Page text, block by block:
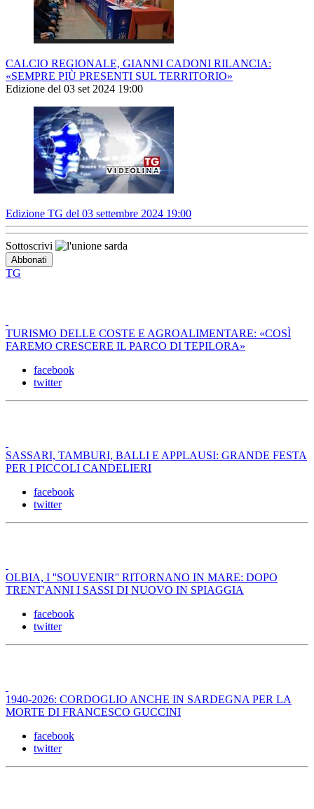
CALCIO REGIONALE, GIANNI CADONI RILANCIA:
«SEMPRE PIÙ PRESENTI SUL TERRITORIO»
Edizione del 03 set 2024 19:00
Edizione TG del 03 settembre 2024 19:00
Sottoscrivi
TG
TURISMO DELLE COSTE E AGROALIMENTARE: «COSÌ
FAREMO CRESCERE IL PARCO DI TEPILORA»
facebook
twitter
SASSARI, TAMBURI, BALLI E APPLAUSI: GRANDE FESTA
PER I PICCOLI CANDELIERI
facebook
twitter
OLBIA, I ''SOUVENIR'' RITORNANO IN MARE: DOPO
TRENT'ANNI I SASSI DI NUOVO IN SPIAGGIA
facebook
twitter
1940-2026: CORDOGLIO ANCHE IN SARDEGNA PER LA
MORTE DI FRANCESCO GUCCINI
facebook
twitter